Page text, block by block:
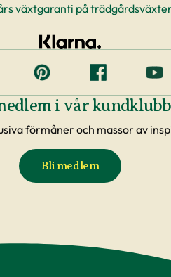
växtgaranti på
i vår kundklubb
förmåner och massor av
Bli medlem